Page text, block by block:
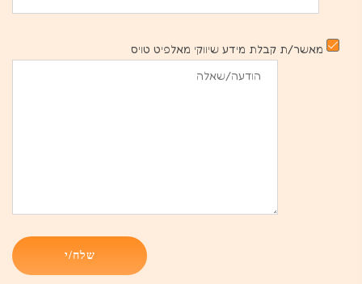
מאשר/ת קבלת מידע שיווקי מאלפיט טויס